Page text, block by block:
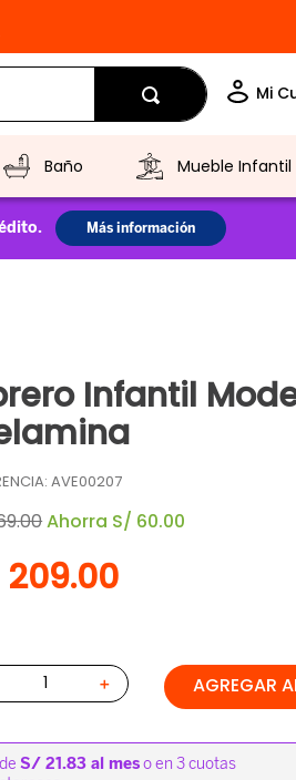
Baño Mueble Infantil
Infantil
:AVE00207
.00Ahorra S/ 60.00
209.00
＋ AGREGAR